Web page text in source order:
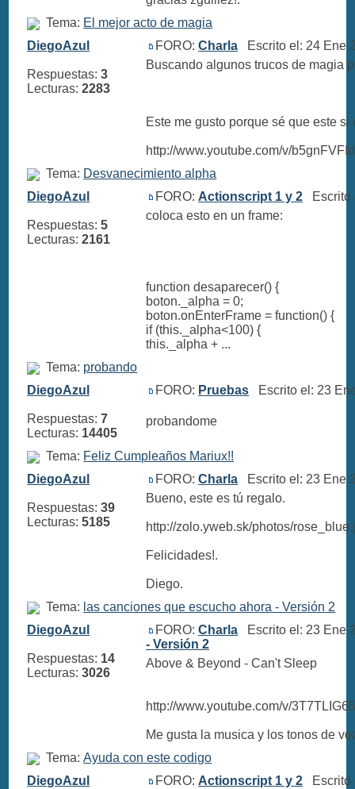
Tema: El mejor acto de magia
DiegoAzul
Respuestas:3
Lecturas:2283
FORO:Charla Escrito el: 24 Ene
Buscando algunos trucos de magia
Este me gusto porque sé que este
http://www.youtube.com/v/
Tema: Desvanecimiento alpha
DiegoAzul
Respuestas:5
Lecturas:2161
FORO: Actionscript 1 y 2 Escrito
coloca esto en un frame:
function desaparecer() {
boton._alpha = 0;
boton.onEnterFrame = function() {
if (this._alpha<100) {
this._alpha + ...
Tema: probando
DiegoAzul
Respuestas:7
Lecturas: 14405
FORO: Pruebas Escrito el: 23
probandome
Tema: Feliz Cumpleaños Mariux!!
DiegoAzul
Respuestas:39
Lecturas:5185
FORO:Charla Escrito el: 23 Ene
Bueno, este es tú regalo.
http://zolo.yweb.sk/photos/
Felicidades!.
Diego.
Tema: las canciones que escucho ahora - Versión 2
DiegoAzul
Respuestas: 14
Lecturas:3026
FORO:Charla Escrito el: 23 Ene
- Versión 2
Above & Beyond - Can't Sleep
http://www.youtube.com/v/
Me gusta la musica y los tonos de
Tema:Ayuda con este codigo
DiegoAzul
FORO: Actionscript 1 y 2 Escrito